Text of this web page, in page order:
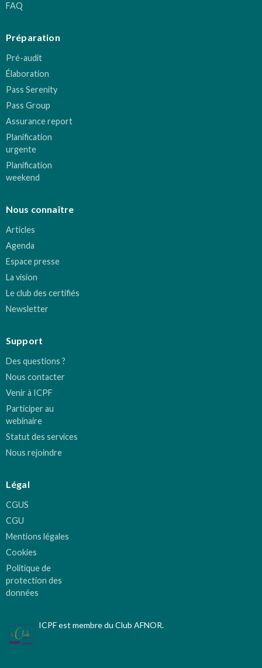
FAQ
Préparation
Pré-audit
Élaboration
Pass Serenity
Pass Group
Assurance report
Planification
urgente
Planification
weekend
Nous connaître
Articles
Agenda
Espace presse
La vision
Le club des certifiés
Newsletter
Support
Des questions ?
Nous contacter
Venir à ICPF
Participer au
webinaire
Statut des services
Nous rejoindre
Légal
CGUS
CGU
Mentions légales
Cookies
Politique de
protection des
données
ICPF est membre du Club AFNOR.